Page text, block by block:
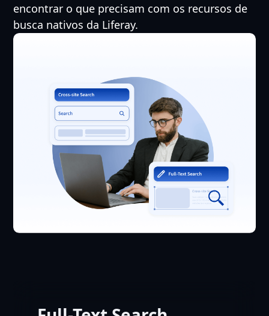
encontrar o que precisam com os recursos de
busca nativos da Liferay.